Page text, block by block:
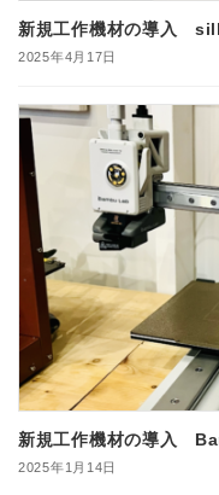
新規工作機材の導入
2025年4月17日
新規工作機材の導入
2025年1月14日